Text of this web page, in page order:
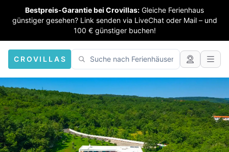
Bestpreis-Garantie bei Crovillas: Gleiche Ferienhaus
günstiger gesehen? Link senden via LiveChat oder Mail – und
100 € günstiger buchen!
CROVILLAS